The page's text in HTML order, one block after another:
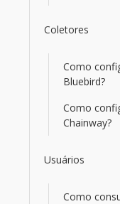
Coletores
Como
Bluebird?
Como
Chainway?
Usuários
Como